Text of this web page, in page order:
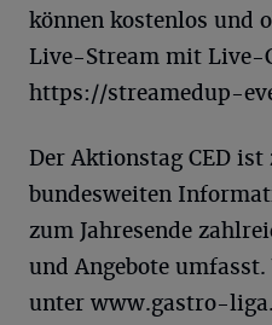
können kostenlos und
Live-Stream mit Live-
https://streamedup-
Der Aktionstag CED
bundesweiten
zum Jahresende
und Angebote
unter www.gastro-